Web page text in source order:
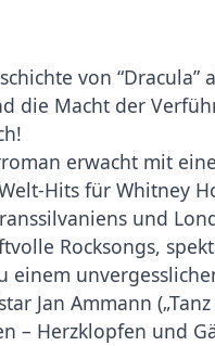
von “Dracula”
die Macht der
erwacht mit
Hits für Whitney
und
Rocksongs,
einem
Jan Ammann
– Herzklopfen und